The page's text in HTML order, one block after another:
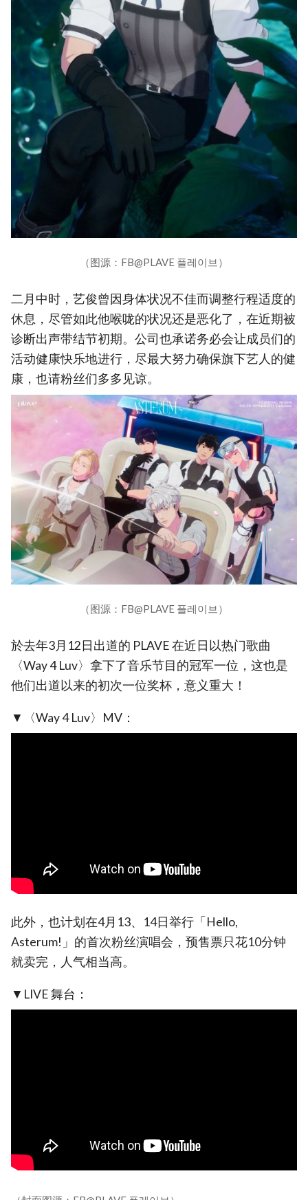
（图源：FB@PLAVE 플레이브）
二月中时，艺俊曾因身体状况不佳而调整行程适度的
休息，尽管如此他喉咙的状况还是恶化了，在近期被
诊断出声带结节初期。公司也承诺务必会让成员们的
活动健康快乐地进行，尽最大努力确保旗下艺人的健
康，也请粉丝们多多见谅。
（图源：FB@PLAVE 플레이브）
於去年3月12日出道的 PLAVE 在近日以热门歌曲
〈Way 4 Luv〉拿下了音乐节目的冠军一位，这也是
他们出道以来的初次一位奖杯，意义重大！
▼〈Way 4 Luv〉MV：
此外，也计划在4月13、14日举行「Hello,
Asterum!」的首次粉丝演唱会，预售票只花10分钟
就卖完，人气相当高。
▼LIVE 舞台：